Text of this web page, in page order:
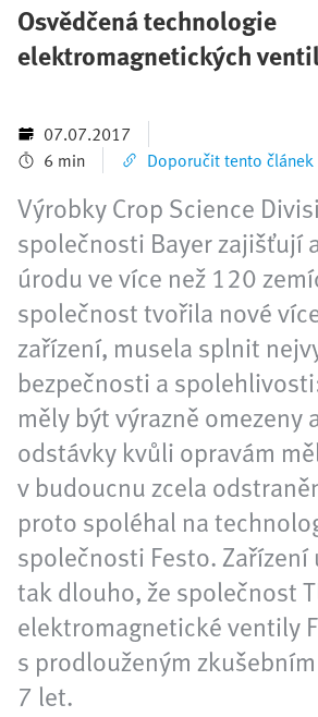
Osvědčená technologie
elektromagnetických
07.07.2017
6 min
Doporučit tento článek
Výrobky Crop Science
společnosti Bayer zajišťují
úrodu ve více než 120
společnost tvořila nové
zařízení, musela splnit
bezpečnosti a
měly být výrazně omezeny
odstávky kvůli opravám
v budoucnu zcela
proto spoléhal na
společnosti Festo. Zařízení
tak dlouho, že společnost
elektromagnetické ventily
s prodlouženým
7 let.